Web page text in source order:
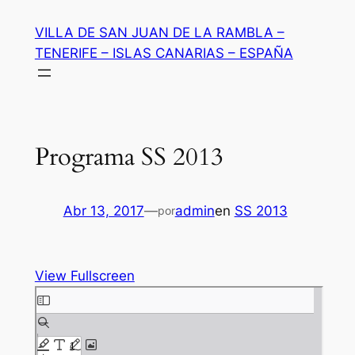
contenido
VILLA DE SAN JUAN DE LA RAMBLA –
TENERIFE – ISLAS CANARIAS – ESPAÑA
Programa SS 2013
Abr 13, 2017—poradminen SS 2013
View Fullscreen
Saltar
al
contenido